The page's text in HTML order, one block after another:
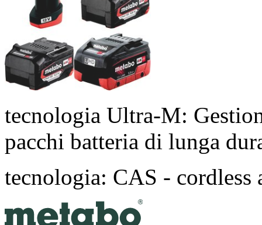
tecnologia Ultra-M:
pacchi batteria di lunga
tecnologia: CAS - cordless